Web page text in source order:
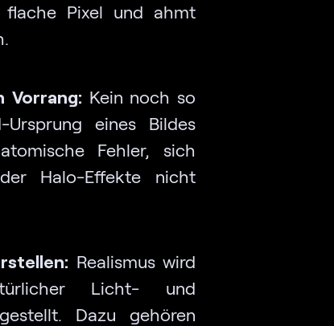
Pixel und ahmt
Vorrang: Kein noch so
eines Bildes
Fehler, sich
Halo-Effekte nicht
Realismus wird
Licht- und
Dazu gehören